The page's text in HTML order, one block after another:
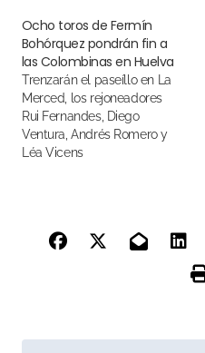
Ocho toros de Fermín
Bohórquez pondrán fin a
las Colombinas en Huelva
Trenzarán el paseíllo en La
Merced, los rejoneadores
Rui Fernandes, Diego
Ventura, Andrés Romero y
Léa Vicens